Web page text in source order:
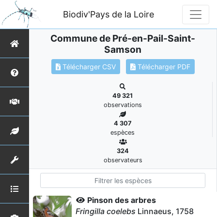
Biodiv'Pays de la Loire
Commune de Pré-en-Pail-Saint-
Samson
Télécharger CSV Télécharger PDF
49 321
observations
4 307
espèces
324
observateurs
Pinson des arbres
Fringilla coelebs Linnaeus, 1758